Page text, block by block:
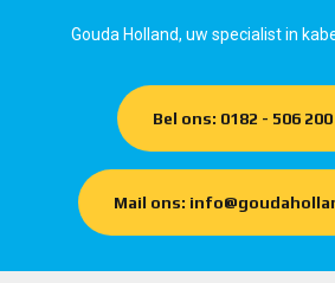
Gouda Holland, uw specialist in
Bel ons: 0182 - 506 200
Mail ons: